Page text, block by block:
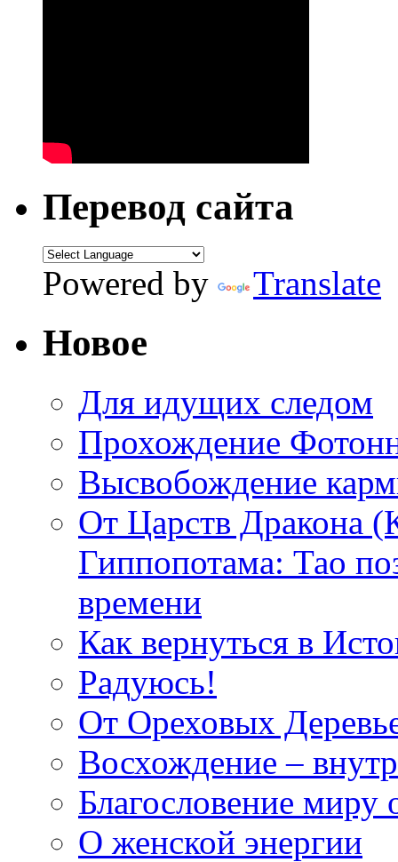
Перевод сайта
Powered by Translate
Новое
Для идущих следом
Прохождение
Высвобождение
От Царств Дракона
Гиппопотама: Тао
времени
Как вернуться в
Радуюсь!
От Ореховых
Восхождение –
Благословение миру
О женской энергии